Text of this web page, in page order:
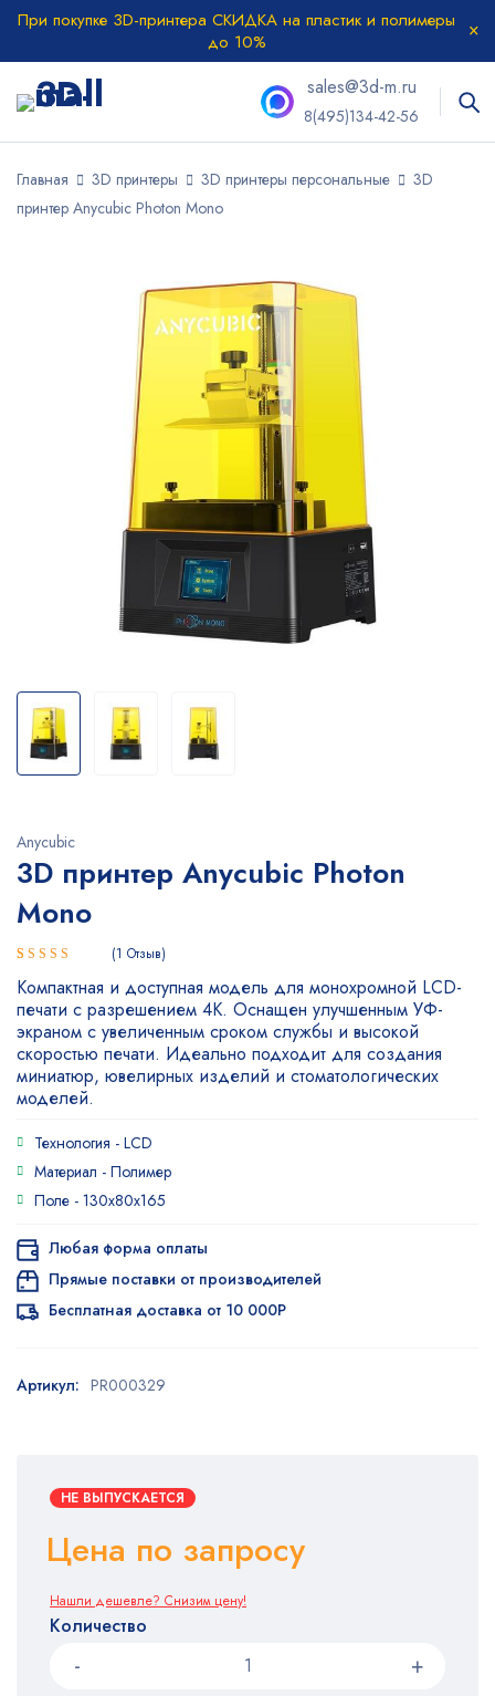
При покупке 3D-принтера СКИДКА на пластик и полимеры
до 10%
sales@3d-m.ru
8(495)134-42-56
Главная 3D принтеры 3D принтеры персональные
3D
принтер Anycubic Photon Mono
Anycubic
3D принтер Anycubic Photon
Mono
Рейтинг
5.00из 5
на основе
опроса
1
пользователя
1 Отзыв
Компактная и доступная модель для монохромной LCD-
печати с разрешением 4K. Оснащен улучшенным УФ-
экраном с увеличенным сроком службы и высокой
скоростью печати. Идеально подходит для создания
миниатюр, ювелирных изделий и стоматологических
моделей.
Технология - LCD
Материал - Полимер
Поле - 130x80x165
НЕ ВЫПУСКАЕТСЯ
Цена по запросу
Нашли дешевле? Снизим цену!
Количество
Любая форма оплаты
Прямые поставки от производителей
Бесплатная доставка от 10 000Р
Артикул: PR000329